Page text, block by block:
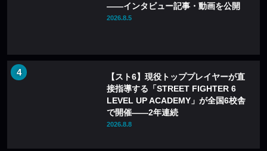
——インタビュー記事・動画を公開
2026.8.5
【スト6】現役トッププレイヤーが直
接指導する「STREET FIGHTER 6
LEVEL UP ACADEMY」が全国6校舎
で開催——2年連続
2026.8.8